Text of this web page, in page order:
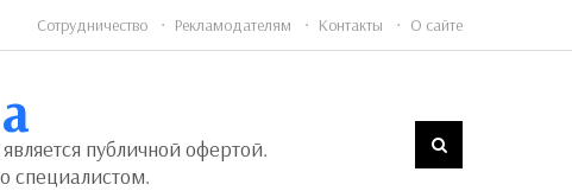
Сотрудничество Рекламодателям Контакты О сайте
публичной офертой.
специалистом.